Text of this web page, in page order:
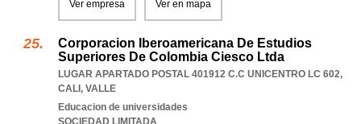
Ver empresa Ver en mapa
Corporacion Iberoamericana De Estudios
Superiores De Colombia Ciesco Ltda
LUGAR APARTADO POSTAL 401912 C.C UNICENTRO LC 602,
CALI , VALLE
Educacion de universidades
SOCIEDAD LIMITADA